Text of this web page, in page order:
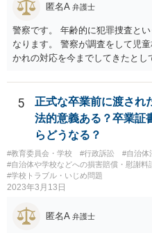
匿名A 弁護士
警察です。 年齢的に犯罪捜査と
なります。 警察が調査をして児
かれの対応を今までしてきたと
る生徒が複数名ということであ
われます。
5
正式な卒業前に渡され
法的意義ある？卒業証
らどうなる？
#教育委員会・学校 #行政訴訟
#自治体
#自治体や学校などへの損害賠償・慰謝料
#学校トラブル・いじめ問題
2023年3月13日
匿名A 弁護士